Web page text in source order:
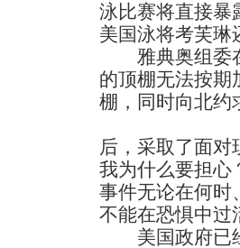
泳比赛将直接暴
美国泳将考芙琳
雅典奥组委在
的顶棚无法按期
棚，同时向北约
后，采取了面对
我为什么要担心
事件无论在何时
不能在恐惧中过
美国政府已经